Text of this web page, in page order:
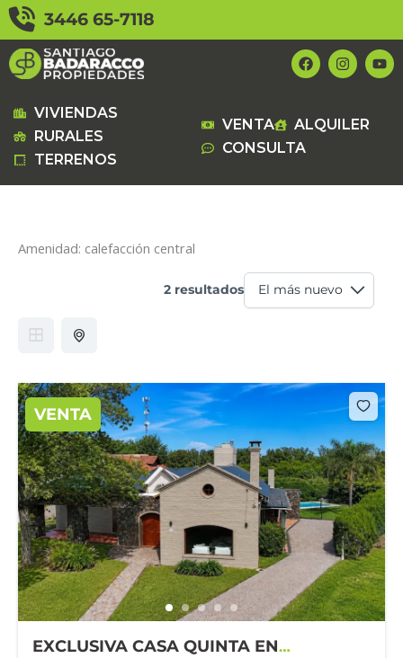
contenido
3446 65-7118
F
a
c
o
k
I
n
s
g
Y
o
u
VIVIENDAS
RURALES
TERRENOS
VENTA
ALQUILER
CONSULTA
Amenidad: calefacción central
2 resultados
VENTA
EXCLUSIVA CASA QUINTA EN